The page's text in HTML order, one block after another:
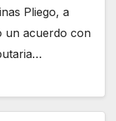
Pliego, a
un acuerdo con